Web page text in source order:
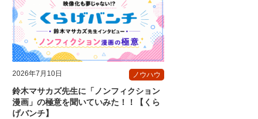
2026年7月10日 ノウハウ
鈴木マサカズ先生に「ノンフィクション
漫画」の極意を聞いていみた！！【くら
げバンチ】